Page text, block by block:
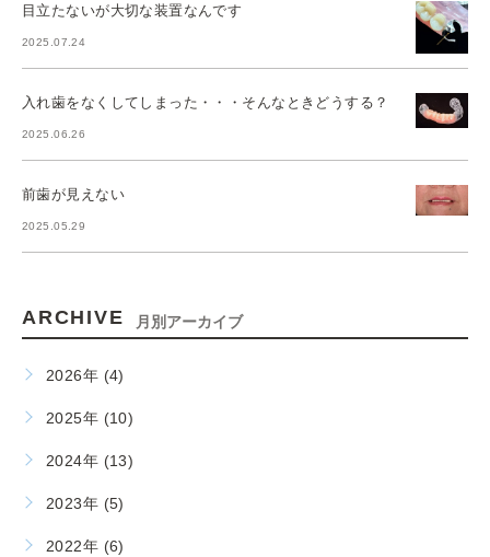
目立たないが大切な装置なんです
2025.07.24
入れ歯をなくしてしまった・・・そんなときどうする？
2025.06.26
前歯が見えない
2025.05.29
ARCHIVE 月別アーカイブ
2026年 (4)
2025年 (10)
2024年 (13)
2023年 (5)
2022年 (6)